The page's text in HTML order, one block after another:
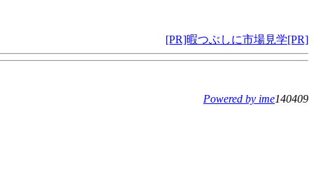
[PR]暇つぶしに市場見学[PR]
Powered by ime140409